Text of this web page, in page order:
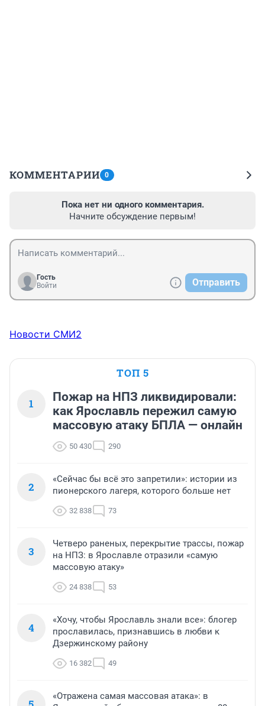
КОММЕНТАРИИ 0
Пока нет ни одного комментария.
Начните обсуждение первым!
Гость
Войти
Отправить
Новости СМИ2
ТОП 5
1
Пожар на НПЗ ликвидировали:
как Ярославль пережил самую
массовую атаку БПЛА — онлайн
50 430 290
2
«Сейчас бы всё это запретили»: истории из
пионерского лагеря, которого больше нет
32 838 73
3
Четверо раненых, перекрытие трассы, пожар
на НПЗ: в Ярославле отразили «самую
массовую атаку»
24 838 53
4
«Хочу, чтобы Ярославль знали все»: блогер
прославилась, признавшись в любви к
Дзержинскому району
16 382 49
«Отражена самая массовая атака»: в